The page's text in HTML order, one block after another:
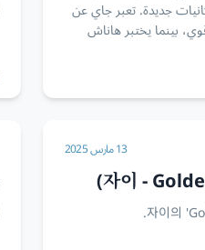
جديدة. تعبر جاي عن
بينما يختبر هاناش
بين التقليد والحداثة.
13 مارس 2025
자이 -
자이의